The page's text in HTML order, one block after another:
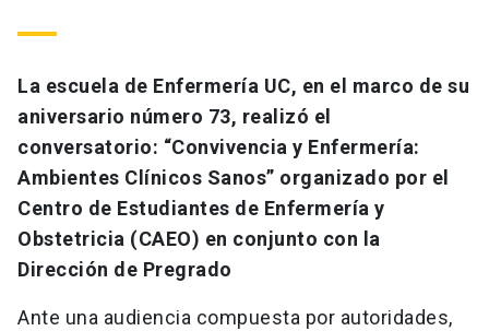
La escuela de Enfermería UC, en el marco de su
aniversario número 73, realizó el
conversatorio: “Convivencia y Enfermería:
Ambientes Clínicos Sanos” organizado por el
Centro de Estudiantes de Enfermería y
Obstetricia (CAEO) en conjunto con la
Dirección de Pregrado
Ante una audiencia compuesta por autoridades,